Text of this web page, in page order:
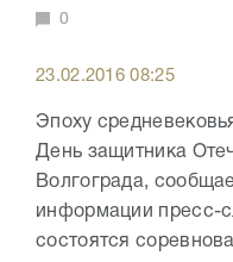
0
23.02.2016 08:25
Эпоху
День защитника
Волгограда,
информации пресс-
состоятся